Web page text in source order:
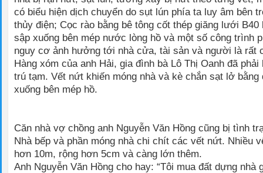
có biểu hiện dịch chuyển do sụt lún phía ta luy âm bên
thủy điện; Cọc rào bằng bê tông cốt thép giăng lưới B40
sập xuống bên mép nước lòng hồ và một số công trình
nguy cơ ảnh hưởng tới nhà cửa, tài sản và người là rất
Hàng xóm của anh Hải, gia đình bà Lô Thị Oanh đã
trú tạm. Vết nứt khiến móng nhà và kè chắn sạt lở bằng
xuống bên mép hồ.
Căn nhà vợ chồng anh Nguyễn Văn Hồng cũng bị tình
Nhà bếp và phần móng nhà chi chít các vết nứt. Nhiều
hơn 10m, rộng hơn 5cm và càng lớn thêm.
Anh Nguyễn Văn Hồng cho hay: “Tôi mua đất dựng nhà